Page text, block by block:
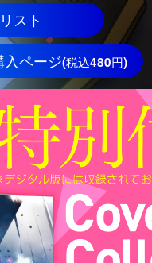
スト
ページ(税込480円)